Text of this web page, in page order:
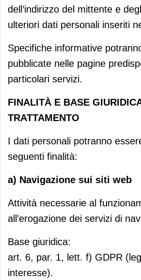
dell’indirizzo del mittente e
ulteriori dati personali inseriti
Specifiche informative
pubblicate nelle pagine
particolari servizi.
FINALITÀ E BASE
TRATTAMENTO
I dati personali potranno
seguenti finalità:
a) Navigazione sui siti web
Attività necessarie al
all’erogazione dei servizi di
Base giuridica:
art. 6, par. 1, lett. f) GDPR
interesse).